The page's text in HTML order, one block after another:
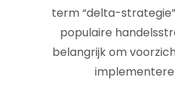
term “delta-
populaire
belangrijk om